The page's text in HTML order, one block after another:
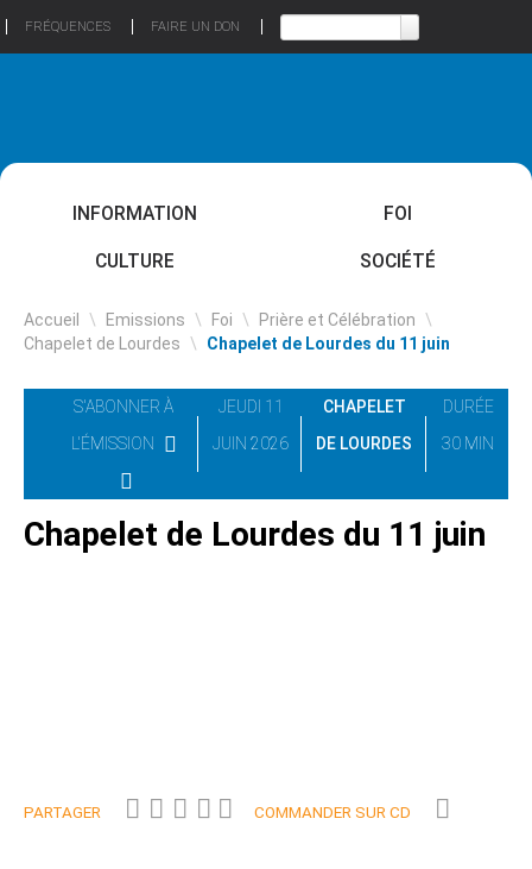
FRÉQUENCES FAIRE UN DON
INFORMATION FOI
CULTURE SOCIÉTÉ
Accueil \ Emissions \ Foi \ Prière et Célébration \
Chapelet de Lourdes \ Chapelet de Lourdes du 11 juin
S'ABONNER À
L'ÉMISSION
JEUDI 11
JUIN 2026
CHAPELET
DE LOURDES
DURÉE
30 MIN
Chapelet de Lourdes du 11 juin
PARTAGER COMMANDER SUR CD